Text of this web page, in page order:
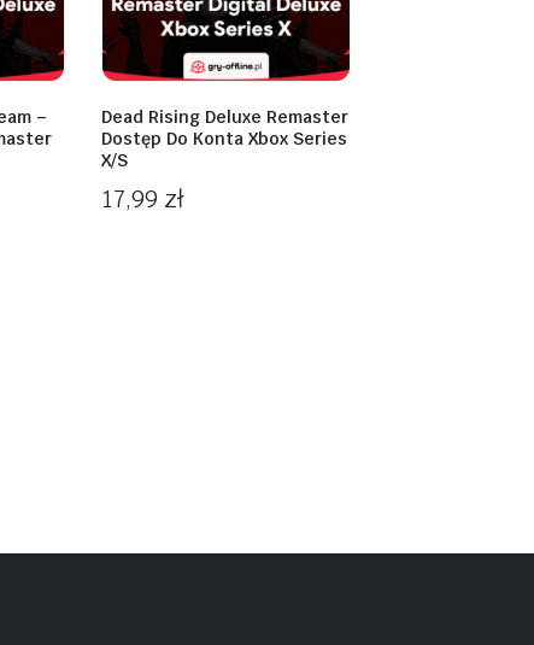
–
Dead Rising Deluxe Remaster
Dostęp Do Konta Xbox Series
X/S
17,99 zł